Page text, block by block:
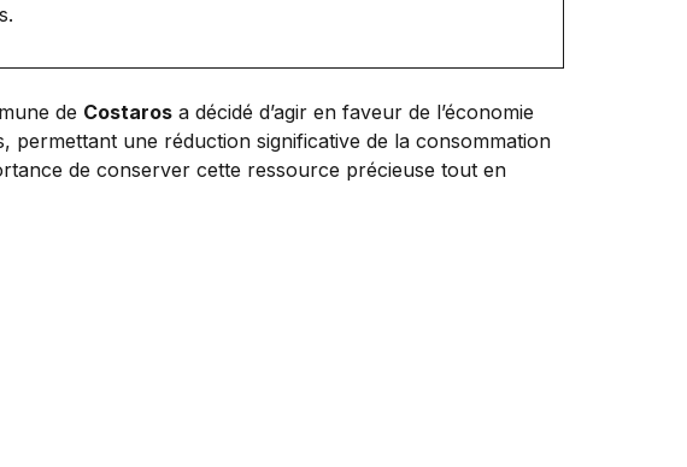
de Costaros a décidé d’agir en faveur de l’économie
permettant une réduction significative de la consommation
de conserver cette ressource précieuse tout en